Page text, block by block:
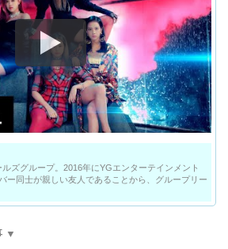
ズグループ。2016年にYGエンターテインメント
ー同士が親しい友人であることから、グループリー
▼